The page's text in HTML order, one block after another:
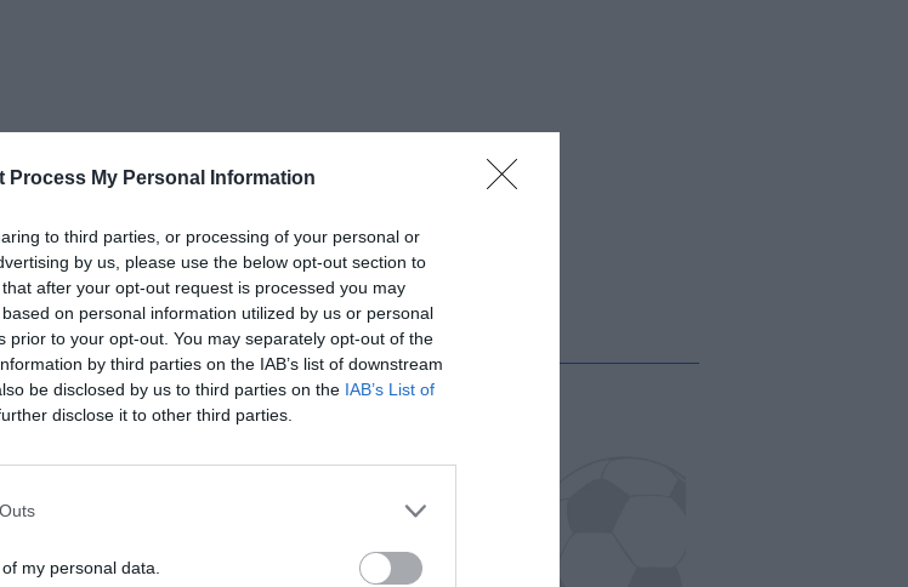
Process My Personal Information
to third parties, or processing of your personal or
by us, please use the below opt-out section to
after your opt-out request is processed you may
on personal information utilized by us or personal
prior to your opt-out. You may separately opt-out of the
by third parties on the IAB’s list of downstream
be disclosed by us to third parties on the IAB’s List of
disclose it to other third parties.
my personal data.